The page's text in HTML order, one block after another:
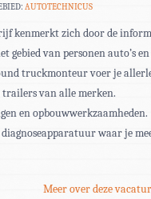
AUTOTECHNICUS
kenmerkt zich door de
gebied van personen auto’s en
truckmonteur voer je
van alle merken.
en opbouwwerkzaamheden.
waar je
Meer over deze